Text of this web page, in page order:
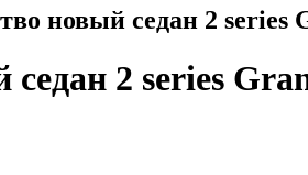
новый седан 2 series
2 series